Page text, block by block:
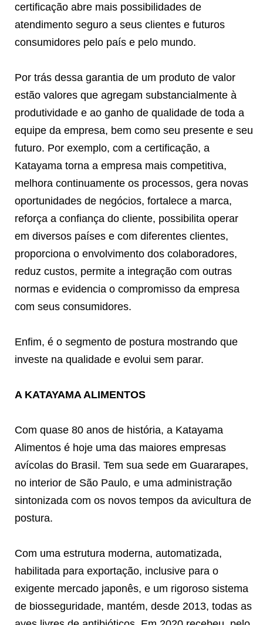
certificação abre mais possibilidades de
atendimento seguro a seus clientes e futuros
consumidores pelo país e pelo mundo.
Por trás dessa garantia de um produto de valor
estão valores que agregam substancialmente à
produtividade e ao ganho de qualidade de toda a
equipe da empresa, bem como seu presente e seu
futuro. Por exemplo, com a certificação, a
Katayama torna a empresa mais competitiva,
melhora continuamente os processos, gera novas
oportunidades de negócios, fortalece a marca,
reforça a confiança do cliente, possibilita operar
em diversos países e com diferentes clientes,
proporciona o envolvimento dos colaboradores,
reduz custos, permite a integração com outras
normas e evidencia o compromisso da empresa
com seus consumidores.
Enfim, é o segmento de postura mostrando que
investe na qualidade e evolui sem parar.
A KATAYAMA ALIMENTOS
Com quase 80 anos de história, a Katayama
Alimentos é hoje uma das maiores empresas
avícolas do Brasil. Tem sua sede em Guararapes,
no interior de São Paulo, e uma administração
sintonizada com os novos tempos da avicultura de
postura.
Com uma estrutura moderna, automatizada,
habilitada para exportação, inclusive para o
exigente mercado japonês, e um rigoroso sistema
de biosseguridade, mantém, desde 2013, todas as